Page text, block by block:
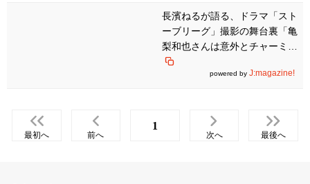
長濱ねるが語る、ドラマ「スト
ーブリーグ」撮影の舞台裏「亀
梨和也さんは意外とチャーミン
グ」
powered by J:magazine!
最初へ 前へ
1
次へ 最後へ